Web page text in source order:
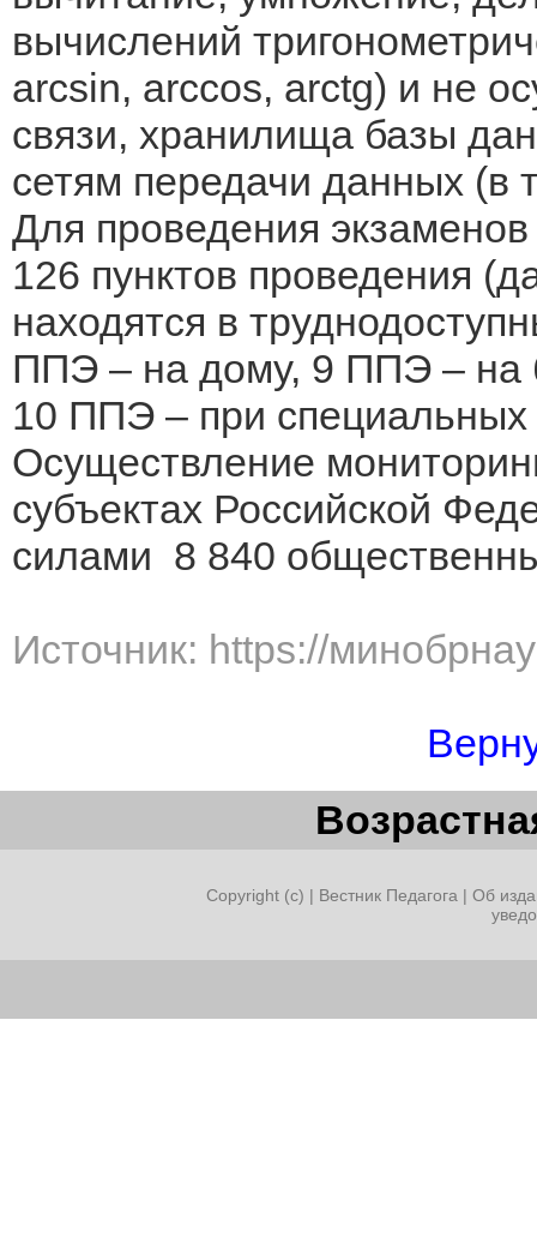
вычислений
arcsin, arccos, arctg) и не
связи, хранилища базы
сетям передачи данных (в
Для проведения
126 пунктов проведения
находятся в
ППЭ – на дому, 9 ППЭ – на
10 ППЭ – при специальных
Осуществление
субъектах Российской
силами 8 840
Источник: https://
Copyright (c) | Вестник Педагога | Об